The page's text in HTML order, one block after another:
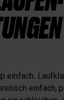
einfach.
einfach,